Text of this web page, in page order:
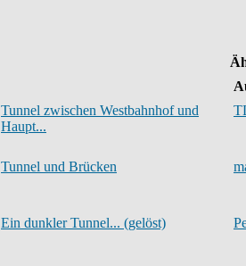
Tunnel zwischen Westbahnhof und
Haupt...
Tunnel und Brücken
Ein dunkler Tunnel... (gelöst)